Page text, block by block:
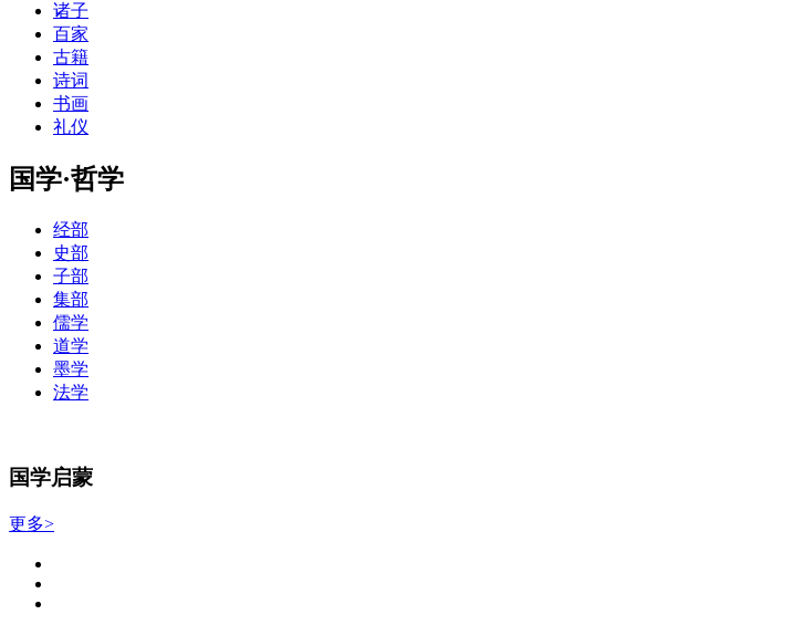
诸子
百家
古籍
诗词
书画
礼仪
国学·哲学
经部
史部
子部
集部
儒学
道学
墨学
法学
国学启蒙
更多>